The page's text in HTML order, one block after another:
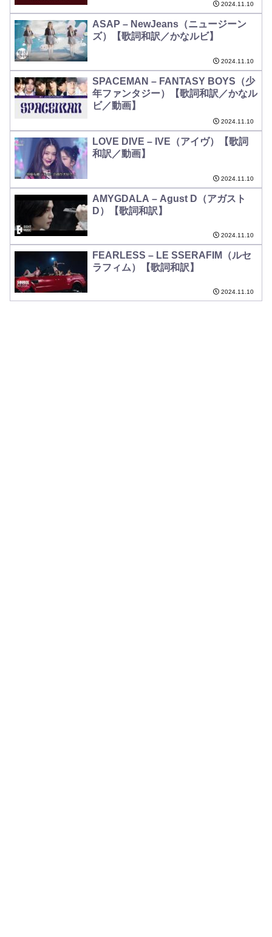
2024.11.10
ASAP – NewJeans（ニュージーン
ズ）【歌詞和訳／かなルビ】
2024.11.10
SPACEMAN – FANTASY BOYS（少
年ファンタジー）【歌詞和訳／かなル
ビ／動画】
2024.11.10
LOVE DIVE – IVE（アイヴ）【歌詞
和訳／動画】
2024.11.10
AMYGDALA – Agust D（アガスト
D）【歌詞和訳】
2024.11.10
FEARLESS – LE SSERAFIM（ルセ
ラフィム）【歌詞和訳】
2024.11.10